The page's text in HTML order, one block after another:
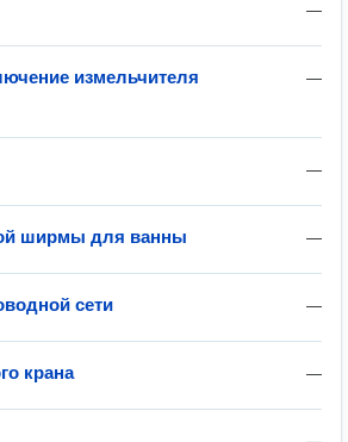
—
—
измельчителя
—
—
ширмы для ванны
—
сети
—
крана